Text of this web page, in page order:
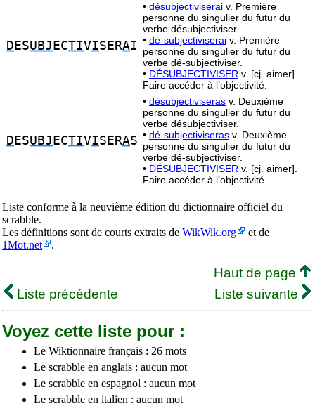
D ESUBJ ECTIVISERAI
• désubjectiviserai v. Première
personne du singulier du futur du
verbe désubjectiviser.
• dé-subjectiviserai v. Première
personne du singulier du futur du
verbe dé-subjectiviser.
• DÉSUBJECTIVISER v. [cj. aimer].
Faire accéder à l’objectivité.
D ESUBJ ECTIVISERAS
• désubjectiviseras v. Deuxième
personne du singulier du futur du
verbe désubjectiviser.
• dé-subjectiviseras v. Deuxième
personne du singulier du futur du
verbe dé-subjectiviser.
• DÉSUBJECTIVISER v. [cj. aimer].
Faire accéder à l’objectivité.
Liste conforme à la neuvième édition du dictionnaire officiel du
scrabble.
Les définitions sont de courts extraits de WikWik.org
et de
1Mot.net
.
Haut de page
Liste précédente
Liste suivante
Voyez cette liste pour :
Le Wiktionnaire français : 26 mots
Le scrabble en anglais : aucun mot
Le scrabble en espagnol : aucun mot
Le scrabble en italien : aucun mot